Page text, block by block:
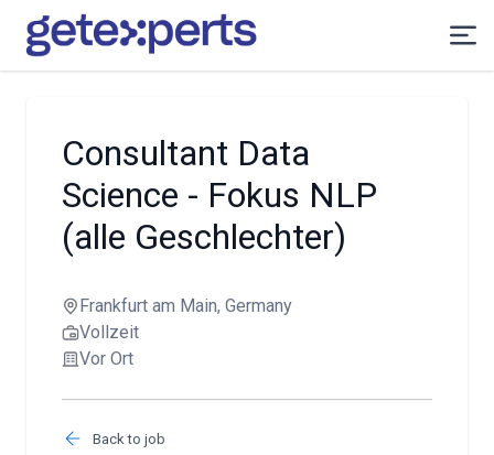
Consultant Data
Science - Fokus NLP
(alle Geschlechter)
Frankfurt am Main, Germany
Vollzeit
Vor Ort
Back to job